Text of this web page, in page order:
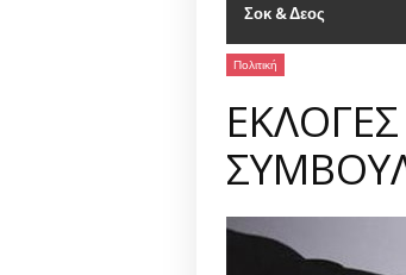
Σοκ & Δεος
Πολιτική